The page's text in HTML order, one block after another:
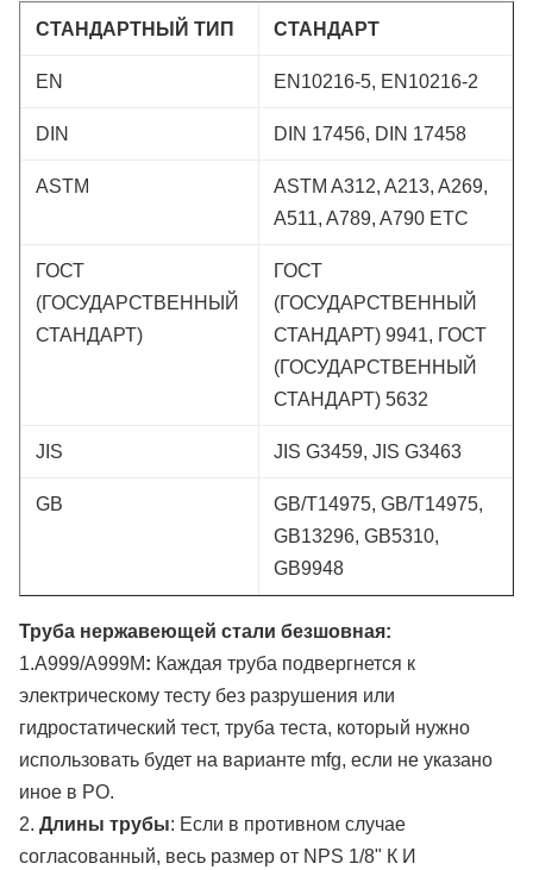
СТАНДАРТНЫЙ ТИП СТАНДАРТ
EN EN10216-5, EN10216-2
DIN DIN 17456, DIN 17458
ASTM
ASTM A312, A213, A269,
A511, A789, A790 ETC
ГОСТ
(ГОСУДАРСТВЕННЫЙ
СТАНДАРТ)
ГОСТ
(ГОСУДАРСТВЕННЫЙ
СТАНДАРТ) 9941, ГОСТ
(ГОСУДАРСТВЕННЫЙ
СТАНДАРТ) 5632
JIS JIS G3459, JIS G3463
GB
GB/T14975, GB/T14975,
GB13296, GB5310,
GB9948
Труба нержавеющей стали безшовная:
1.A999/A999M: Каждая труба подвергнется к
электрическому тесту без разрушения или
гидростатический тест, труба теста, который нужно
использовать будет на варианте mfg, если не указано
иное в PO.
2. Длины трубы: Если в противном случае
согласованный, весь размер от NPS 1/8" К И